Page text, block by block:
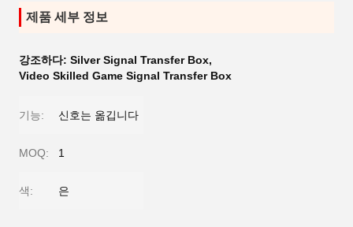
제품 세부 정보
강조하다: Silver Signal Transfer Box,
Video Skilled Game Signal Transfer Box
기능: 신호는 옮깁니다
MOQ: 1
색: 은